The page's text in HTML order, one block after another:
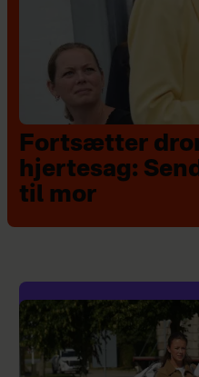
Fortsætter
hjertesag:
til mor